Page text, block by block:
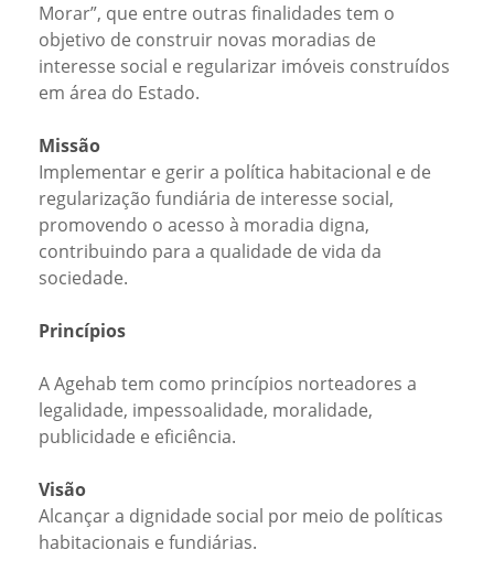
Morar”, que entre outras finalidades tem o
objetivo de construir novas moradias de
interesse social e regularizar imóveis construídos
em área do Estado.
Missão
Implementar e gerir a política habitacional e de
regularização fundiária de interesse social,
promovendo o acesso à moradia digna,
contribuindo para a qualidade de vida da
sociedade.
Princípios
A Agehab tem como princípios norteadores a
legalidade, impessoalidade, moralidade,
publicidade e eficiência.
Visão
Alcançar a dignidade social por meio de políticas
habitacionais e fundiárias.